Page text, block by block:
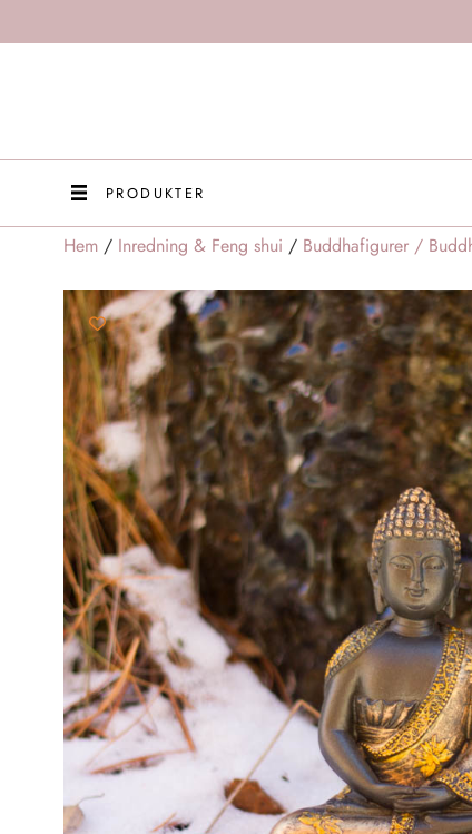
PRODUKTER
Hem / Inredning & Feng shui / Buddhafigurer /